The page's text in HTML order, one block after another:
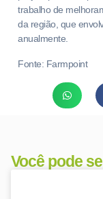
trabalho de
da região, que
anualmente.
Fonte: Farmpoint
Você pode